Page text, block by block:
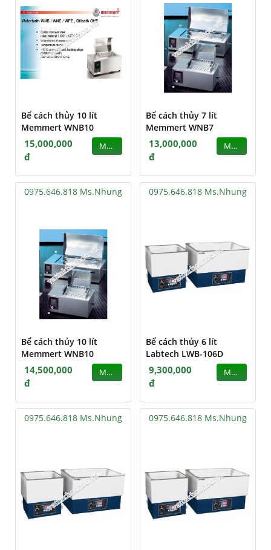
Bể cách thủy 10 lít
Memmert WNB10
15,000,000
đ
MUA
Bể cách thủy 7 lít
Memmert WNB7
13,000,000
đ
MUA
0975.646.818 Ms.Nhung
Bể cách thủy 10 lít
Memmert WNB10
14,500,000
đ
MUA
0975.646.818 Ms.Nhung
Bể cách thủy 6 lít
Labtech LWB-106D
9,300,000
đ
MUA
0975.646.818 Ms.Nhung 0975.646.818 Ms.Nhung